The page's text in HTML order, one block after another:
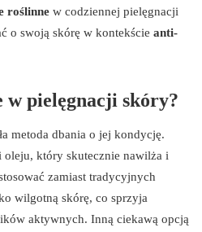
roślinne w codziennej pielęgnacji
o swoją skórę w kontekście anti-
w pielęgnacji skóry?
metoda dbania o jej kondycję.
oleju, który skutecznie nawilża i
zamiast tradycyjnych
wilgotną skórę, co sprzyja
aktywnych. Inną ciekawą opcją